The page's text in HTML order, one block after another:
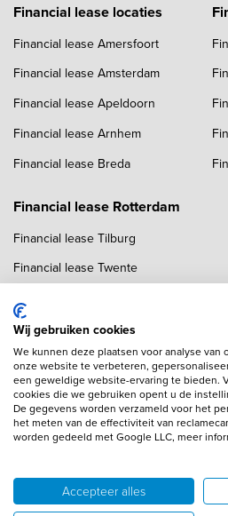
Financial lease locaties
Financial lease Amersfoort
Financial lease Amsterdam
Financial lease Apeldoorn
Financial lease Arnhem
Financial lease Breda
Financial lease Rotterdam
Financial lease Tilburg
Financial lease Twente
Financial lease Utrecht
Financial lease Zwolle
Copyright navigation
Adverteren
Autobedrijven
Wij gebruiken AI voor afbeeldingen en
Wij gebruiken cookies
We kunnen deze plaatsen voor analyse van
onze website te verbeteren,
een geweldige website-ervaring te bieden.
cookies die we gebruiken opent u de
De gegevens worden verzameld voor het
het meten van de effectiviteit van
worden gedeeld met Google LLC, meer
Accepteer alles